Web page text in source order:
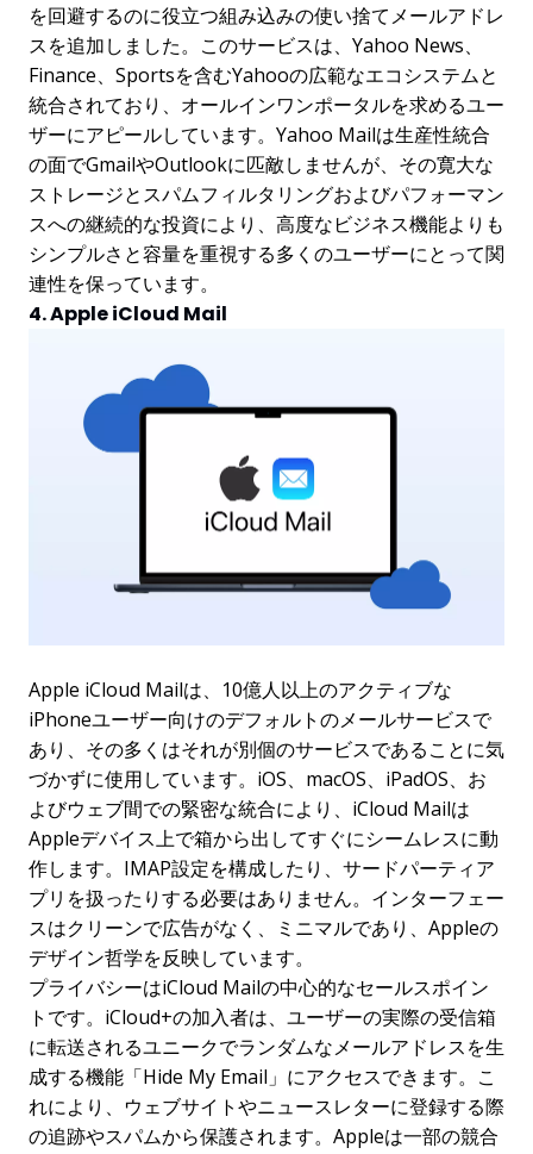
を回避するのに役立つ組み込みの使い捨てメールアドレ
スを追加しました。このサービスは、Yahoo News、
Finance、Sportsを含むYahooの広範なエコシステムと
統合されており、オールインワンポータルを求めるユー
ザーにアピールしています。Yahoo Mailは生産性統合
の面でGmailやOutlookに匹敵しませんが、その寛大な
ストレージとスパムフィルタリングおよびパフォーマン
スへの継続的な投資により、高度なビジネス機能よりも
シンプルさと容量を重視する多くのユーザーにとって関
連性を保っています。
4. Apple iCloud Mail
Apple iCloud Mailは、10億人以上のアクティブな
iPhoneユーザー向けのデフォルトのメールサービスで
あり、その多くはそれが別個のサービスであることに気
づかずに使用しています。iOS、macOS、iPadOS、お
よびウェブ間での緊密な統合により、iCloud Mailは
Appleデバイス上で箱から出してすぐにシームレスに動
作します。IMAP設定を構成したり、サードパーティア
プリを扱ったりする必要はありません。インターフェー
スはクリーンで広告がなく、ミニマルであり、Appleの
デザイン哲学を反映しています。
プライバシーはiCloud Mailの中心的なセールスポイン
トです。iCloud+の加入者は、ユーザーの実際の受信箱
に転送されるユニークでランダムなメールアドレスを生
成する機能「Hide My Email」にアクセスできます。こ
れにより、ウェブサイトやニュースレターに登録する際
の追跡やスパムから保護されます。Appleは一部の競合